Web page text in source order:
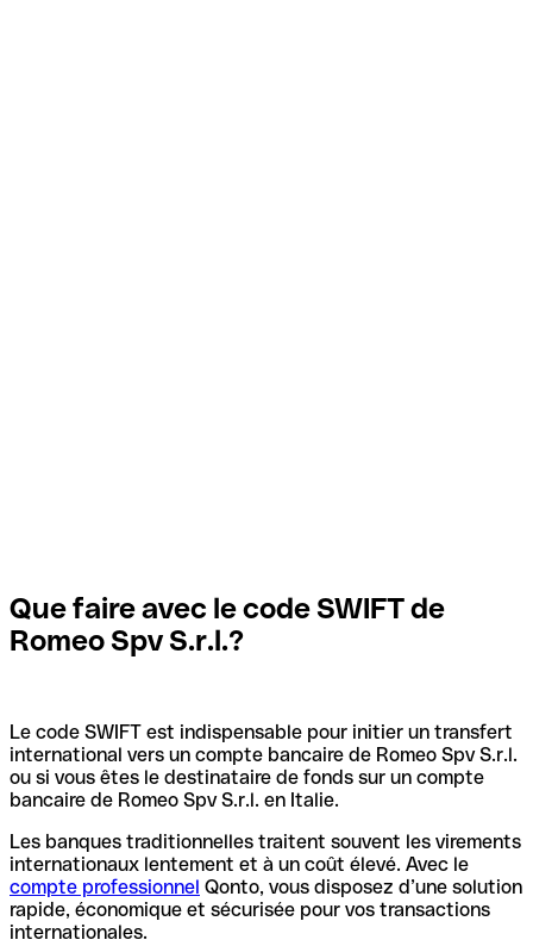
Que faire avec le code SWIFT de
Romeo Spv S.r.l.?
Le code SWIFT est indispensable pour initier un transfert
international vers un compte bancaire de Romeo Spv S.r.l.
ou si vous êtes le destinataire de fonds sur un compte
bancaire de Romeo Spv S.r.l. en Italie.
Les banques traditionnelles traitent souvent les virements
internationaux lentement et à un coût élevé. Avec le
compte professionnel Qonto, vous disposez d’une solution
rapide, économique et sécurisée pour vos transactions
internationales.